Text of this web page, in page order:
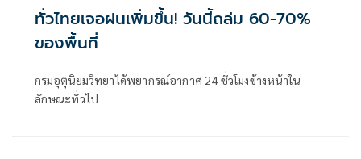
ทั่วไทยเจอฝนเพิ่มขึ้น! วันนี้ถล่ม 60-70%
ของพื้นที่
กรมอุตุนิยมวิทยาได้พยากรณ์อากาศ 24 ชั่วโมงข้างหน้าใน
ลักษณะทั่วไป